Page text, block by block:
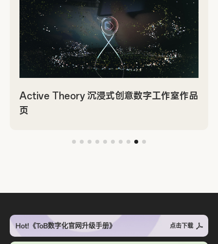
Active Theory 沉浸式创意数字工作室作品
页
Hot!《ToB数字化官网升级手册》 点击下载